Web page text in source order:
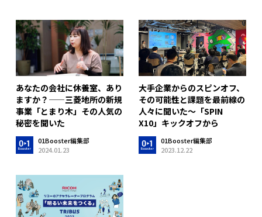
あなたの会社に休養室、あり
ますか？——三菱地所の新規
事業「とまり木」その人気の
秘密を聞いた
01Booster編集部
2024.01.23
大手企業からのスピンオフ、
その可能性と課題を最前線の
人々に聞いた〜「SPIN
X10」キックオフから
01Booster編集部
2023.12.22